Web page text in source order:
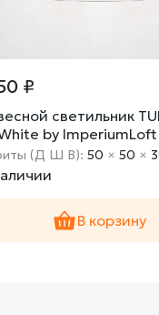
₽
светильник
by ImperiumLoft
(Д Ш В):50 ×50 ×
В корзину